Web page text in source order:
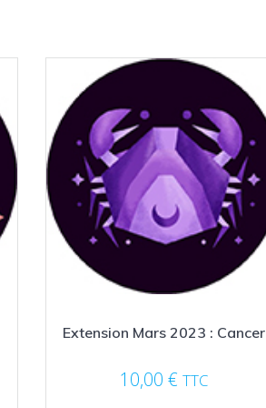
Extension Mars 2023 : Cancer
10,00 € TTC